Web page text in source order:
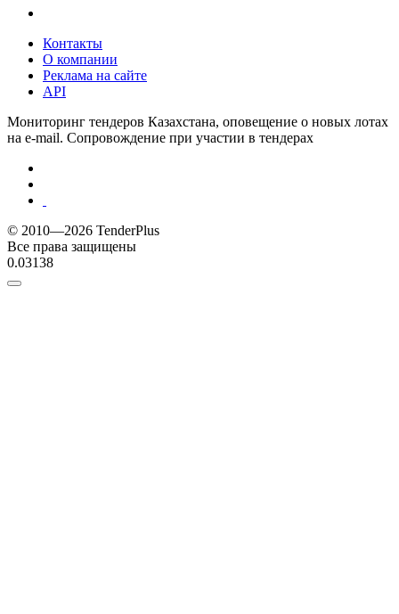
Контакты
О компании
Реклама на сайте
API
Мониторинг тендеров Казахстана, оповещение о новых лотах
на e-mail. Сопровождение при участии в тендерах
© 2010—2026 TenderPlus
Все права защищены
0.03138